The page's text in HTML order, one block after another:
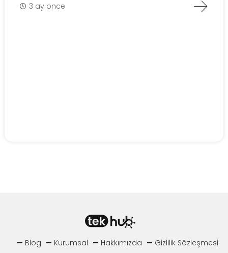
3 ay önce
Blog Kurumsal Hakkımızda Gizlilik Sözleşmesi